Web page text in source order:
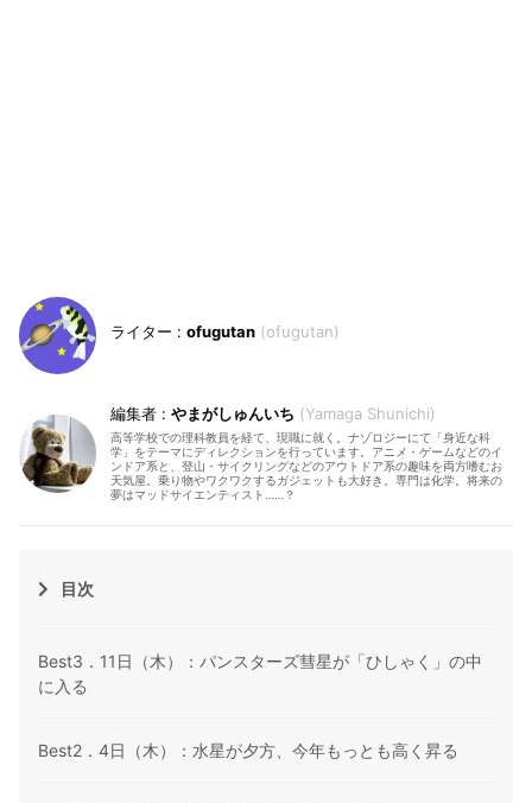
ofugutan ofugutan
やまがしゅんいち Yamaga Shunichi
高等学校での理科教員を経て、現職に就く。ナゾロジーにて「身近な科
学」をテーマにディレクションを行っています。アニメ・ゲームなどのイ
ンドア系と、登山・サイクリングなどのアウトドア系の趣味を両方嗜むお
天気屋。乗り物やワクワクするガジェットも大好き。専門は化学。将来の
夢はマッドサイエンティスト……？
目次
Best3．11日（木）：パンスターズ彗星が「ひしゃく」の中
に入る
Best2．4日（木）：水星が夕方、今年もっとも高く昇る